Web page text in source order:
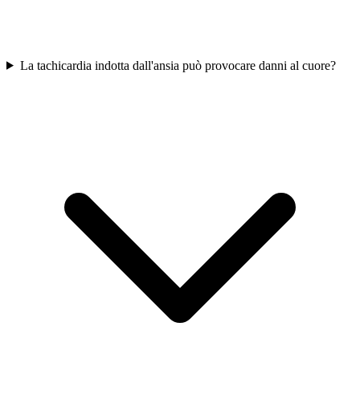
La tachicardia indotta dall'ansia può provocare danni al cuore?